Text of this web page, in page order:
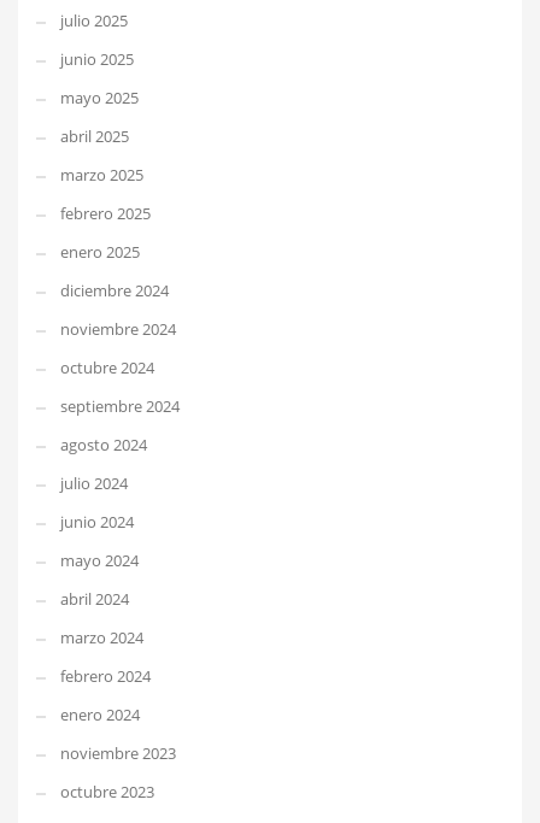
julio 2025
junio 2025
mayo 2025
abril 2025
marzo 2025
febrero 2025
enero 2025
diciembre 2024
noviembre 2024
octubre 2024
septiembre 2024
agosto 2024
julio 2024
junio 2024
mayo 2024
abril 2024
marzo 2024
febrero 2024
enero 2024
noviembre 2023
octubre 2023